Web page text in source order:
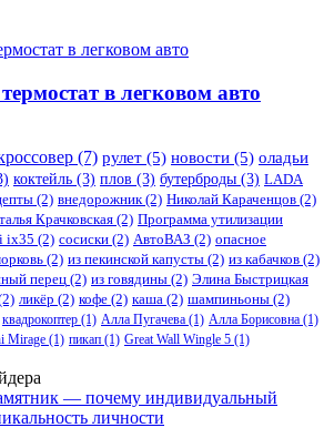
в легковом авто
(7) рулет (5) новости (5) оладьи
коктейль (3) плов (3) бутерброды (3) LADA
(2) внедорожник(2) Николай Караченцов (2)
Крачковская (2) Программа утилизации
ix35 (2) сосиски (2) АвтоВАЗ (2) опасное
(2) из пекинской капусты (2) из кабачков (2)
перец (2) из говядины (2) Элина Быстрицкая
ликёр (2) кофе (2) каша (2) шампиньоны (2)
квадрокоптер (1) Алла Пугачева (1) Алла Борисовна (1)
Mirage (1) пикап (1) Great Wall Wingle 5 (1)